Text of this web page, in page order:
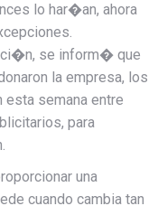
lo har�an, ahora
se inform� que
la empresa, los
semana entre
para
una
cuando cambia tan